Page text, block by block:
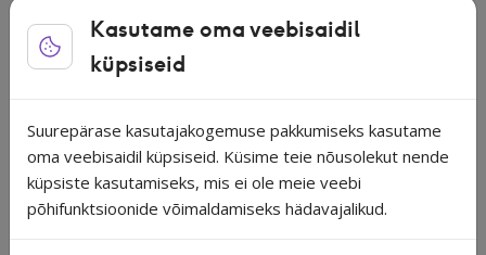
Seotud tooted
Lisa lemmikutesse Lisa
Kasutame oma veebisaidil
küpsiseid
Suurepärase kasutajakogemuse pakkumiseks kasutame
oma veebisaidil küpsiseid. Küsime teie nõusolekut nende
küpsiste kasutamiseks, mis ei ole meie veebi
põhifunktsioonide võimaldamiseks hädavajalikud.